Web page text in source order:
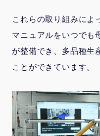
これらの取り組みによ
マニュアルをいつでも
が整備でき、多品種生
ことができています。